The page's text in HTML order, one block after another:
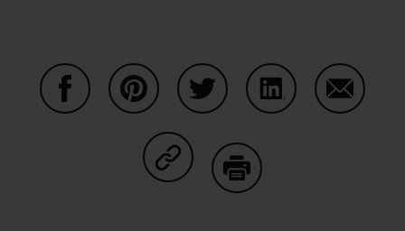
Auf Copy Link teilen